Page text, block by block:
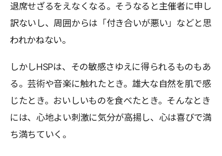
退席せざるをえなくなる。そうなると主催者に申し
訳ないし、周囲からは「付き合いが悪い」などと思
われかねない。
しかしHSPは、その敏感さゆえに得られるものもあ
る。芸術や音楽に触れたとき。雄大な自然を肌で感
じたとき。おいしいものを食べたとき。そんなとき
には、心地よい刺激に気分が高揚し、心は喜びで満
ち満ちていく。